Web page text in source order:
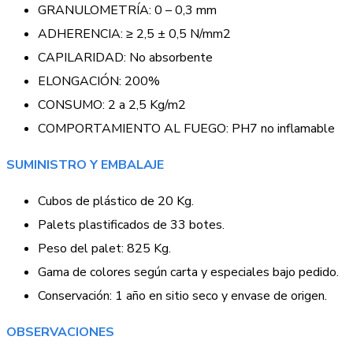
GRANULOMETRÍA: 0 – 0,3 mm
ADHERENCIA: ≥ 2,5 ± 0,5 N/mm2
CAPILARIDAD: No absorbente
ELONGACIÓN: 200%
CONSUMO: 2 a 2,5 Kg/m2
COMPORTAMIENTO AL FUEGO: PH7 no inflamable
SUMINISTRO Y EMBALAJE
Cubos de plástico de 20 Kg.
Palets plastificados de 33 botes.
Peso del palet: 825 Kg.
Gama de colores según carta y especiales bajo pedido.
Conservación: 1 año en sitio seco y envase de origen.
OBSERVACIONES